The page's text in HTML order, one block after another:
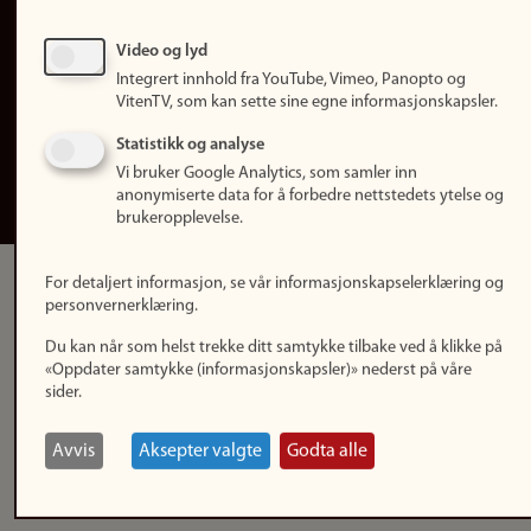
Tilgjengelighetserklæring
Rediger din ansattside
English
Video og lyd
Integrert innhold fra YouTube, Vimeo, Panopto og
VitenTV, som kan sette sine egne informasjonskapsler.
Statistikk og analyse
Vi bruker Google Analytics, som samler inn
anonymiserte data for å forbedre nettstedets ytelse og
brukeropplevelse.
For detaljert informasjon, se vår informasjonskapselerklæring og
personvernerklæring.
Du kan når som helst trekke ditt samtykke tilbake ved å klikke på
«Oppdater samtykke (informasjonskapsler)» nederst på våre
sider.
Avvis Aksepter valgte Godta alle